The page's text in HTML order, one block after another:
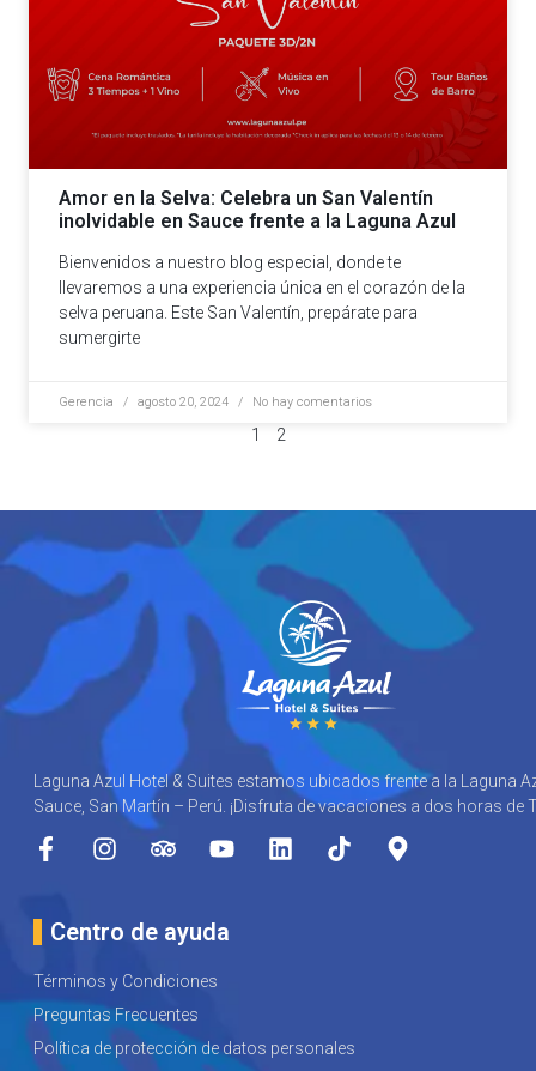
Amor en la Selva: Celebra un San Valentín
inolvidable en Sauce frente a la Laguna Azul
Bienvenidos a nuestro blog especial, donde te
llevaremos a una experiencia única en el corazón de la
selva peruana. Este San Valentín, prepárate para
sumergirte
Gerencia agosto 20, 2024 No hay comentarios
1 2
Laguna Azul Hotel & Suites estamos ubicados frente a la Laguna
Sauce, San Martín – Perú. ¡Disfruta de vacaciones a dos horas de
Centro de ayuda
Términos y Condiciones
Preguntas Frecuentes
Política de protección de datos personales